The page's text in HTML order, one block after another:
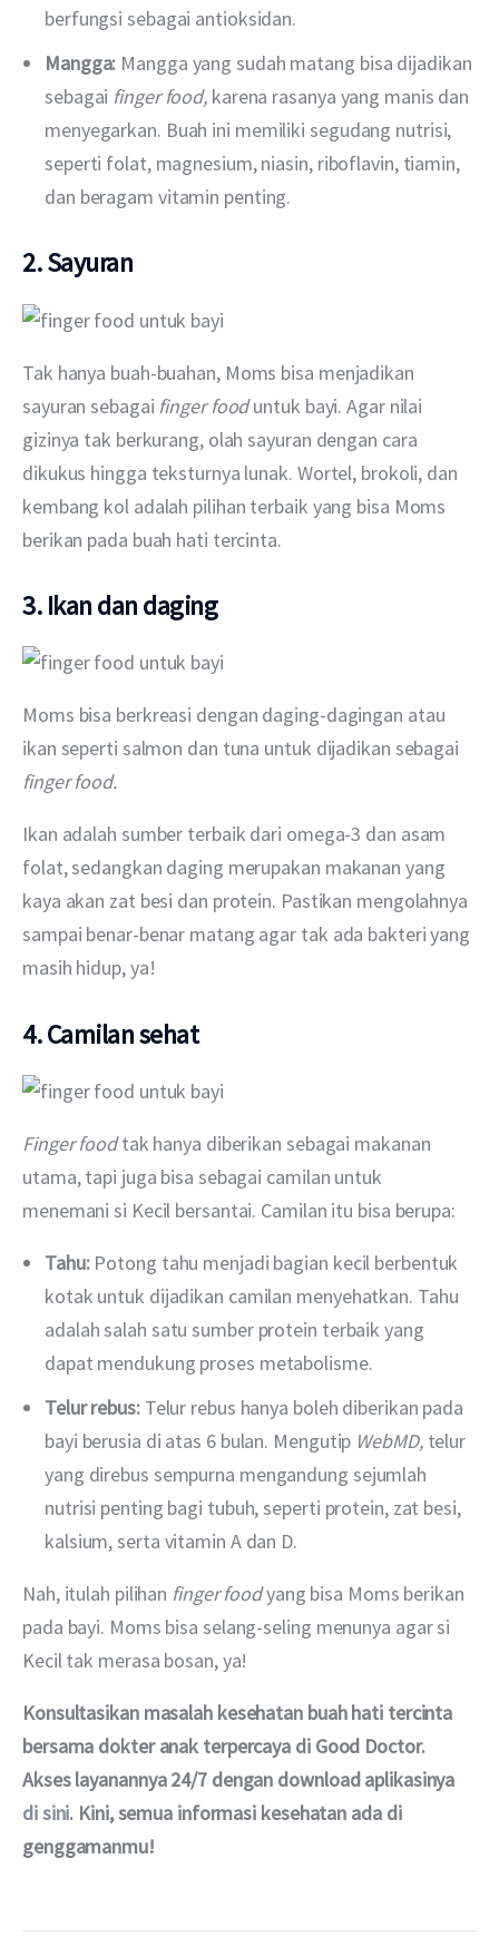
berfungsi sebagai antioksidan.
Mangga: Mangga yang sudah matang bisa dijadikan
sebagai finger food, karena rasanya yang manis dan
menyegarkan. Buah ini memiliki segudang nutrisi,
seperti folat, magnesium, niasin, riboflavin, tiamin,
dan beragam vitamin penting.
2. Sayuran
Tak hanya buah-buahan, Moms bisa menjadikan
sayuran sebagai finger food untuk bayi. Agar nilai
gizinya tak berkurang, olah sayuran dengan cara
dikukus hingga teksturnya lunak. Wortel, brokoli, dan
kembang kol adalah pilihan terbaik yang bisa Moms
berikan pada buah hati tercinta.
3. Ikan dan daging
Moms bisa berkreasi dengan daging-dagingan atau
ikan seperti salmon dan tuna untuk dijadikan sebagai
finger food.
Ikan adalah sumber terbaik dari omega-3 dan asam
folat, sedangkan daging merupakan makanan yang
kaya akan zat besi dan protein. Pastikan mengolahnya
sampai benar-benar matang agar tak ada bakteri yang
masih hidup, ya!
4. Camilan sehat
Finger food tak hanya diberikan sebagai makanan
utama, tapi juga bisa sebagai camilan untuk
menemani si Kecil bersantai. Camilan itu bisa berupa:
Tahu: Potong tahu menjadi bagian kecil berbentuk
kotak untuk dijadikan camilan menyehatkan. Tahu
adalah salah satu sumber protein terbaik yang
dapat mendukung proses metabolisme.
Telur rebus: Telur rebus hanya boleh diberikan pada
bayi berusia di atas 6 bulan. Mengutip WebMD, telur
yang direbus sempurna mengandung sejumlah
nutrisi penting bagi tubuh, seperti protein, zat besi,
kalsium, serta vitamin A dan D.
Nah, itulah pilihan finger food yang bisa Moms berikan
pada bayi. Moms bisa selang-seling menunya agar si
Kecil tak merasa bosan, ya!
Konsultasikan masalah kesehatan buah hati tercinta
bersama dokter anak terpercaya di Good Doctor.
Akses layanannya 24/7 dengan download aplikasinya
di sini. Kini, semua informasi kesehatan ada di
genggamanmu!